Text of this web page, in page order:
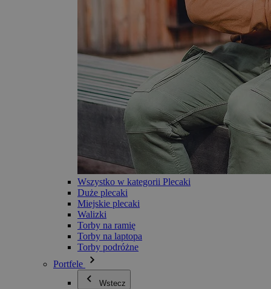
Wszystko w kategorii Plecaki
Duże plecaki
Miejskie plecaki
Walizki
Torby na ramię
Torby na laptopa
Torby podróżne
Portfele
Wstecz